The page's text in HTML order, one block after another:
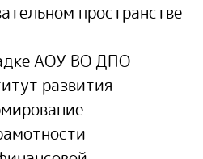
пространстве
АОУ ВО ДПО
развития